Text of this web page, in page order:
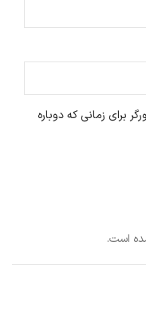
است.
برای زمانی که دوباره